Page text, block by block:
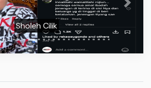
Sholeh Cilik
Next